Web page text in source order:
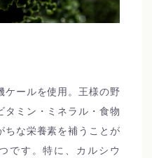
ケールを使用。王様の野
タミン・ミネラル・食物
ちな栄養素を補うことが
です。特に、カルシウ